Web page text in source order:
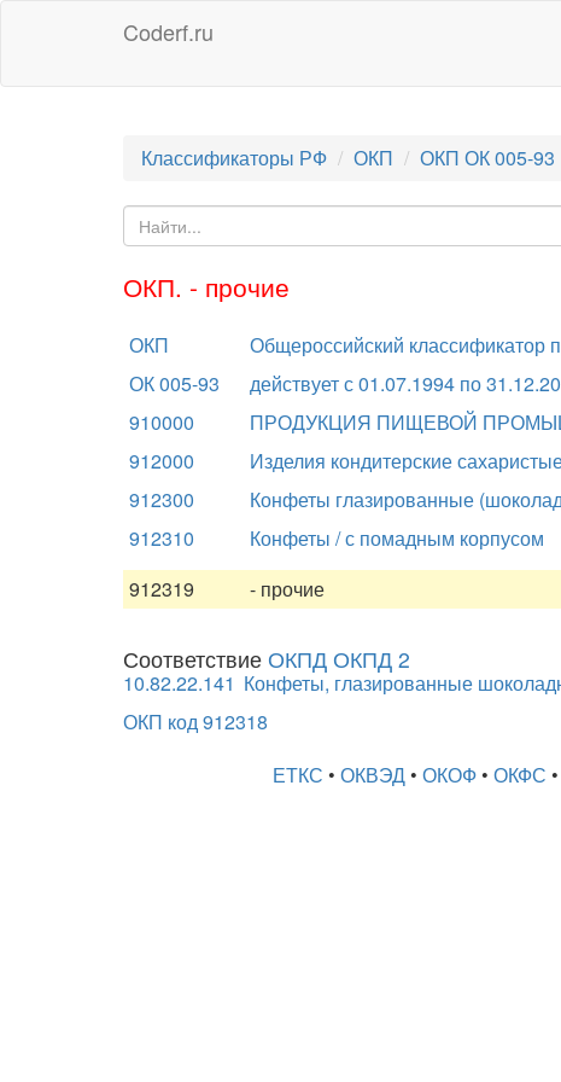
Coderf.ru
Классификаторы РФ ОКП ОКП ОК 005-93
ОКП. - прочие
ОКП
Общероссийский классификатор
ОК 005-93
действует с 01.07.1994 по
910000
ПРОДУКЦИЯ ПИЩЕВОЙ
912000
Изделия кондитерские
912300
Конфеты глазированные
912310
Конфеты / с помадным корпусом
912319
- прочие
Соответствие ОКПД ОКПД 2
10.82.22.141 Конфеты, глазированные
ОКП код 912318
ЕТКС • ОКВЭД• ОКОФ• ОКФС •